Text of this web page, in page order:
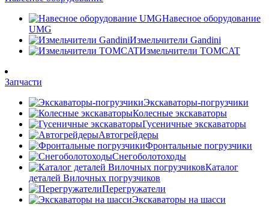
Навесное оборудование
UMG
Измельчители Gandini
Измельчители TOMCAT
Запчасти
Экскаваторы-погрузчики
Колесные экскаваторы
Гусеничные экскаваторы
Автогрейдеры
Фронтальные погрузчики
Снегоболотоходы
Каталог
деталей Вилочных погрузчиков
Перегружатели
Экскаваторы на шасси